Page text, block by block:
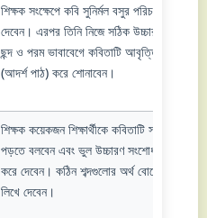
শিক্ষক সংক্ষেপে কবি সুনির্মল বসুর পরিচয়
দেবেন। এরপর তিনি নিজে সঠিক উচ্চারণ,
ছন্দ ও পরম ভাবাবেগে কবিতাটি আবৃত্তি
(আদর্শ পাঠ) করে শোনাবেন।
শিক্ষক কয়েকজন শিক্ষার্থীকে কবিতাটি সরবে
পড়তে বলবেন এবং ভুল উচ্চারণ সংশোধন
করে দেবেন। কঠিন শব্দগুলোর অর্থ বোর্ডে
লিখে দেবেন।